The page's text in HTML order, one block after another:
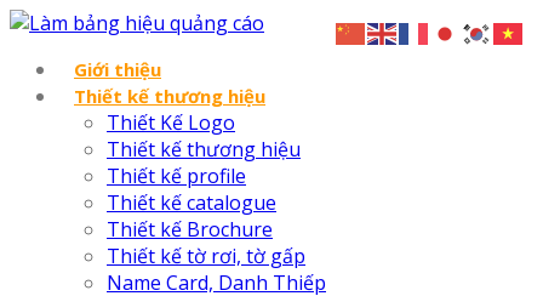
Giới thiệu
Thiết kế thương hiệu
Thiết Kế Logo
Thiết kế thương hiệu
Thiết kế profile
Thiết kế catalogue
Thiết kế Brochure
Thiết kế tờ rơi, tờ gấp
Name Card, Danh Thiếp